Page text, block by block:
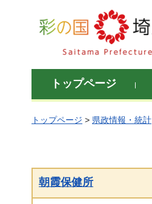
彩の国 埼玉県
トップページ
トップページ > 県政情報・統計
朝霞保健所